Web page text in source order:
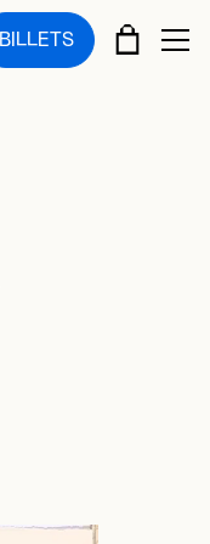
BILLETS PANIER